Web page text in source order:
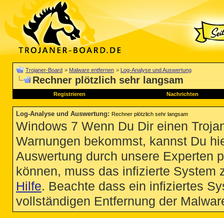
Trojaner-Board > Malware entfernen > Log-Analyse und Auswertung
Rechner plötzlich sehr langsam
Registrieren Nachrichten
Log-Analyse und Auswertung: Rechner plötzlich sehr langsam
Windows 7 Wenn Du Dir einen
Warnungen bekommst, kannst Du
Auswertung durch unsere Experten
können, muss das infizierte System
Hilfe. Beachte dass ein infiziertes
vollständigen Entfernung der